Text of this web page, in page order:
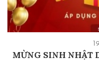
MỪNG SINH NHẬT